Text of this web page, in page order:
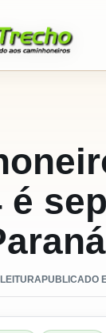
é
PUBLICADO